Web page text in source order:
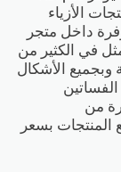
كافة منتجات الأزياء
داخل متجر
في الكثير من
وبجميع الأشكال
من
المنتجات بسعر